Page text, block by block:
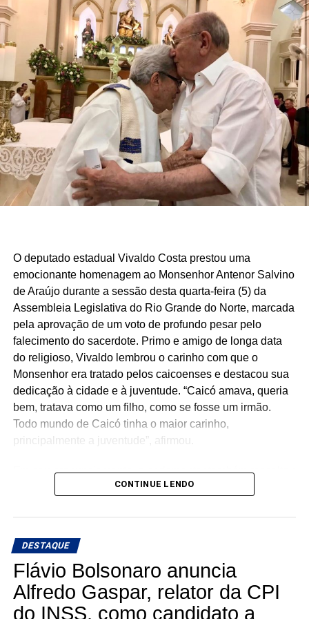
O deputado estadual Vivaldo Costa prestou uma
emocionante homenagem ao Monsenhor Antenor Salvino
de Araújo durante a sessão desta quarta-feira (5) da
Assembleia Legislativa do Rio Grande do Norte, marcada
pela aprovação de um voto de profundo pesar pelo
falecimento do sacerdote. Primo e amigo de longa data
do religioso, Vivaldo lembrou o carinho com que o
Monsenhor era tratado pelos caicoenses e destacou sua
dedicação à cidade e à juventude. “Caicó amava, queria
bem, tratava como um filho, como se fosse um irmão.
Todo mundo de Caicó tinha o maior carinho,
principalmente a juventude”, afirmou.
Em seu pronunciamento, o parlamentar também ressaltou
uma das marcas do legado de Monsenhor Antenor: a luta
que o sacerdote apresentou o pleito à então governadora
Wilma de Faria durante o encerramento da Festa de
Sant’Ana e teve o compromisso atendido.
Ao encerrar a homenagem, o deputado disse que, além
do voto de pesar apresentado pela Assembleia, sentia o
CONTINUE LENDO
DESTAQUE
Flávio Bolsonaro anuncia
Alfredo Gaspar, relator da CPI
do INSS, como candidato a